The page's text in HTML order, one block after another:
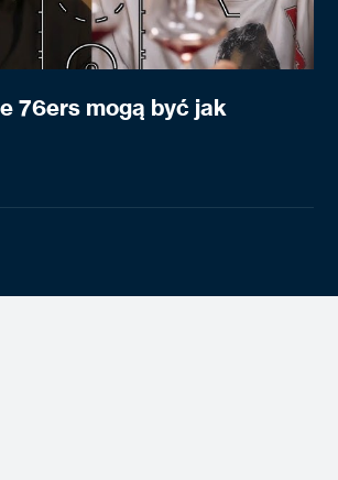
76ers mogą być jak